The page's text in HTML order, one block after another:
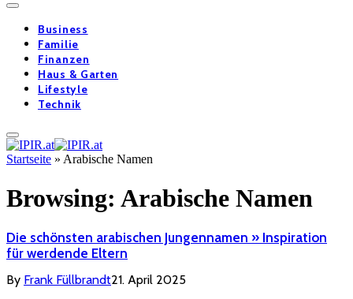
Business
Familie
Finanzen
Haus & Garten
Lifestyle
Technik
Startseite » Arabische Namen
Browsing: Arabische Namen
Die schönsten arabischen Jungennamen » Inspiration
für werdende Eltern
By Frank Füllbrandt21. April 2025